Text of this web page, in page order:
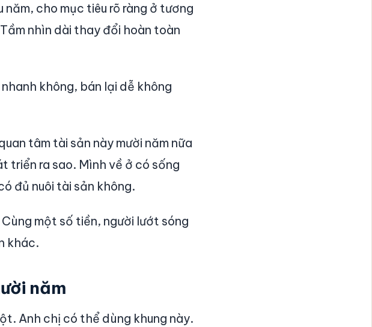
năm, cho mục tiêu rõ ràng ở tương
nhìn dài thay đổi hoàn toàn
không, bán lại dễ không
tâm tài sản này mười năm nữa
triển ra sao. Mình về ở có sống
đủ nuôi tài sản không.
một số tiền, người lướt sóng
khác.
năm
Anh chị có thể dùng khung này.